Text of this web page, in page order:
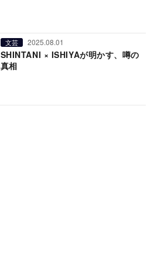
文芸 2025.08.01
SHINTANI × ISHIYAが明かす、噂の
真相